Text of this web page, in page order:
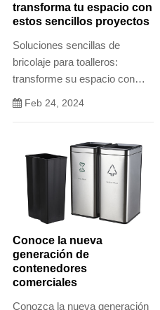
transforma tu espacio con
estos sencillos proyectos
Soluciones sencillas de
bricolaje para toalleros:
transforme su espacio con
estos proyectos simples
Feb 24, 2024
Conoce la nueva
generación de
contenedores
comerciales
Conozca la nueva generación